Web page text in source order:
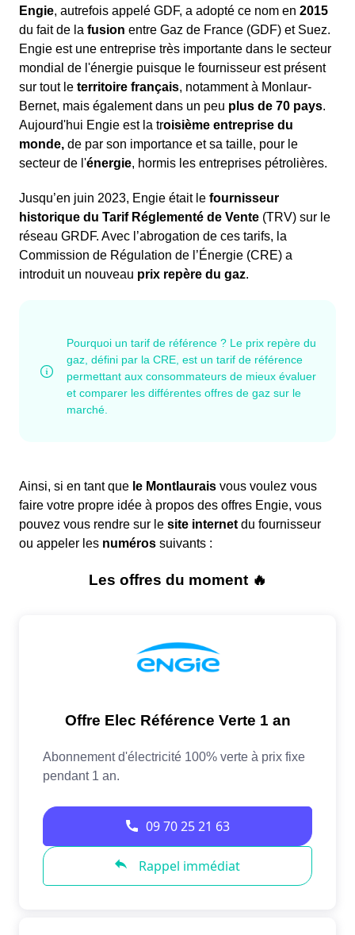
Engie, autrefois appelé GDF, a adopté ce nom en 2015
du fait de la fusion entre Gaz de France (GDF) et Suez.
Engie est une entreprise très importante dans le secteur
mondial de l'énergie puisque le fournisseur est présent
sur tout le territoire français, notamment à Monlaur-
Bernet, mais également dans un peu plus de 70 pays.
Aujourd'hui Engie est la troisième entreprise du
monde, de par son importance et sa taille, pour le
secteur de l'énergie, hormis les entreprises pétrolières.
Jusqu’en juin 2023, Engie était le fournisseur
historique du Tarif Réglementé de Vente (TRV) sur le
réseau GRDF. Avec l’abrogation de ces tarifs, la
Commission de Régulation de l’Énergie (CRE) a
introduit un nouveau prix repère du gaz.
Ainsi, si en tant que le Montlaurais vous voulez vous
faire votre propre idée à propos des offres Engie, vous
pouvez vous rendre sur le site internet du fournisseur
ou appeler les numéros suivants :